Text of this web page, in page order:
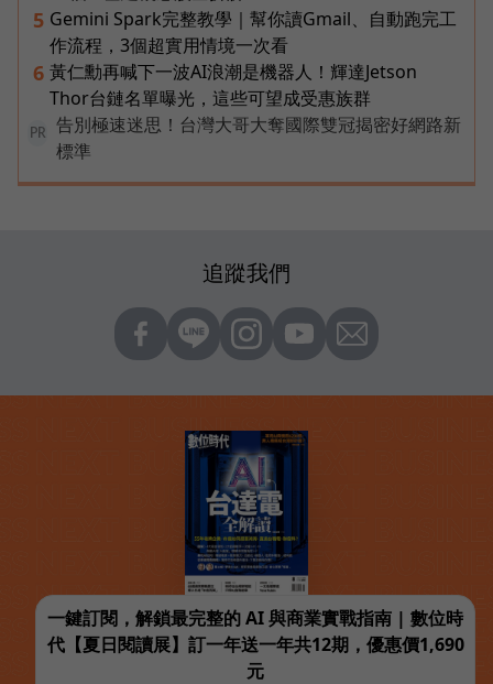
5 Gemini Spark完整教學｜幫你讀Gmail、自動跑完工
作流程，3個超實用情境一次看
6 黃仁勳再喊下一波AI浪潮是機器人！輝達Jetson
Thor台鏈名單曝光，這些可望成受惠族群
PR
告別極速迷思！台灣大哥大奪國際雙冠揭密好網路新
標準
追蹤我們
一鍵訂閱，解鎖最完整的 AI 與商業實戰指南 | 數位時
代【夏日閱讀展】訂一年送一年共12期，優惠價1,690
元